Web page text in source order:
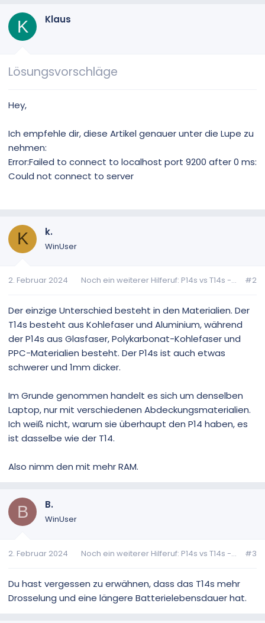
K Klaus
Lösungsvorschläge
Hey,
Ich empfehle dir, diese Artikel genauer unter die Lupe zu
nehmen:
Error:Failed to connect to localhost port 9200 after 0 ms:
Could not connect to server
K k.
WinUser
2. Februar 2024 Noch ein weiterer Hilferuf: P14s vs T14s -... #2
Der einzige Unterschied besteht in den Materialien. Der
T14s besteht aus Kohlefaser und Aluminium, während
der P14s aus Glasfaser, Polykarbonat-Kohlefaser und
PPC-Materialien besteht. Der P14s ist auch etwas
schwerer und 1mm dicker.
Im Grunde genommen handelt es sich um denselben
Laptop, nur mit verschiedenen Abdeckungsmaterialien.
Ich weiß nicht, warum sie überhaupt den P14 haben, es
ist dasselbe wie der T14.
Also nimm den mit mehr RAM.
B B.
WinUser
2. Februar 2024 Noch ein weiterer Hilferuf: P14s vs T14s -... #3
Du hast vergessen zu erwähnen, dass das T14s mehr
Drosselung und eine längere Batterielebensdauer hat.